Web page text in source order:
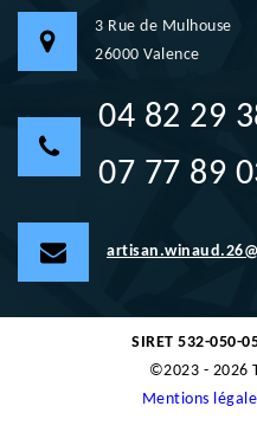
3 Rue de Mulhouse
26000 Valence
04 82 29
07 77 89
SIRET 532-050-
©2023 - 2026
Mentions